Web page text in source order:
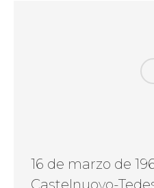
16 de marzo de
Castelnuovo-